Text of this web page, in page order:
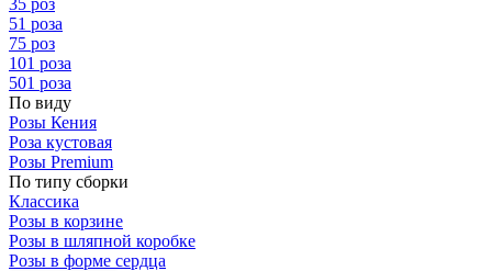
35 роз
51 роза
75 роз
101 роза
501 роза
По виду
Розы Кения
Роза кустовая
Розы Premium
По типу сборки
Классика
Розы в корзине
Розы в шляпной коробке
Розы в форме сердца